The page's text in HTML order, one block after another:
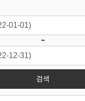
~
검색